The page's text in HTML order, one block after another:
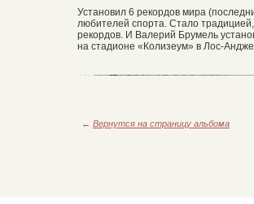
Установил 6 рекордов мира
любителей спорта. Стало
рекордов. И Валерий Брумель
на стадионе «Колизеум» в Лос-
← Вернутся на страницу альбома